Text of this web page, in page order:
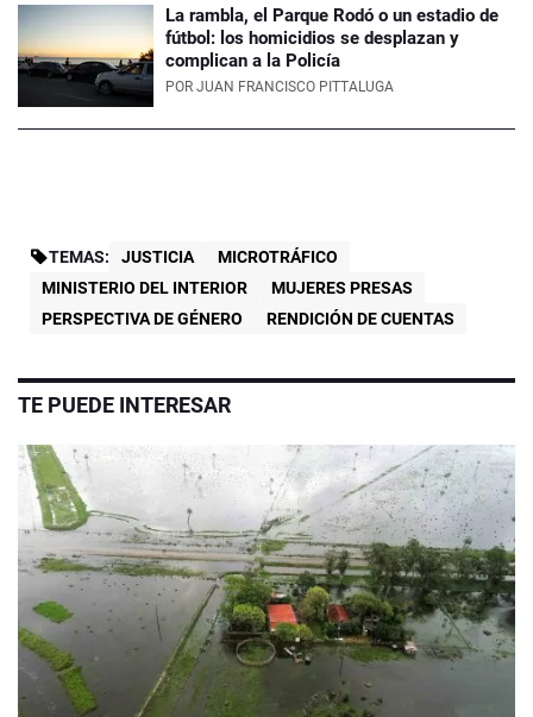
La rambla, el Parque Rodó o un estadio de
fútbol: los homicidios se desplazan y
complican a la Policía
POR JUAN FRANCISCO PITTALUGA
TEMAS: JUSTICIA
MICROTRÁFICO
MINISTERIO DEL INTERIOR
MUJERES PRESAS
PERSPECTIVA DE GÉNERO
RENDICIÓN DE CUENTAS
TE PUEDE INTERESAR